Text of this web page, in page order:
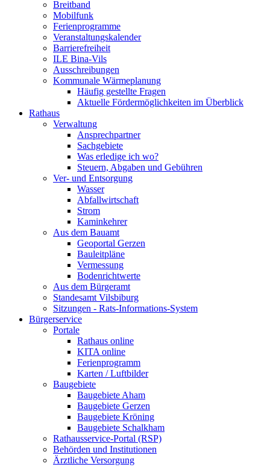
Breitband
Mobilfunk
Ferienprogramme
Veranstaltungskalender
Barrierefreiheit
ILE Bina-Vils
Ausschreibungen
Kommunale Wärmeplanung
Häufig gestellte Fragen
Aktuelle Fördermöglichkeiten im Überblick
Rathaus
Verwaltung
Ansprechpartner
Sachgebiete
Was erledige ich wo?
Steuern, Abgaben und Gebühren
Ver- und Entsorgung
Wasser
Abfallwirtschaft
Strom
Kaminkehrer
Aus dem Bauamt
Geoportal Gerzen
Bauleitpläne
Vermessung
Bodenrichtwerte
Aus dem Bürgeramt
Standesamt Vilsbiburg
Sitzungen - Rats-Informations-System
Bürgerservice
Portale
Rathaus online
KITA online
Ferienprogramm
Karten / Luftbilder
Baugebiete
Baugebiete Aham
Baugebiete Gerzen
Baugebiete Kröning
Baugebiete Schalkham
Rathausservice-Portal (RSP)
Behörden und Institutionen
Ärztliche Versorgung